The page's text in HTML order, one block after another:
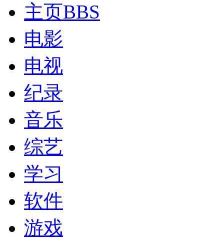
主页BBS
电影
电视
纪录
音乐
综艺
学习
软件
游戏